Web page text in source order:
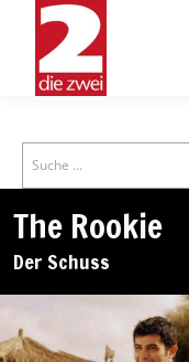
Search
The Rookie
Der Schuss